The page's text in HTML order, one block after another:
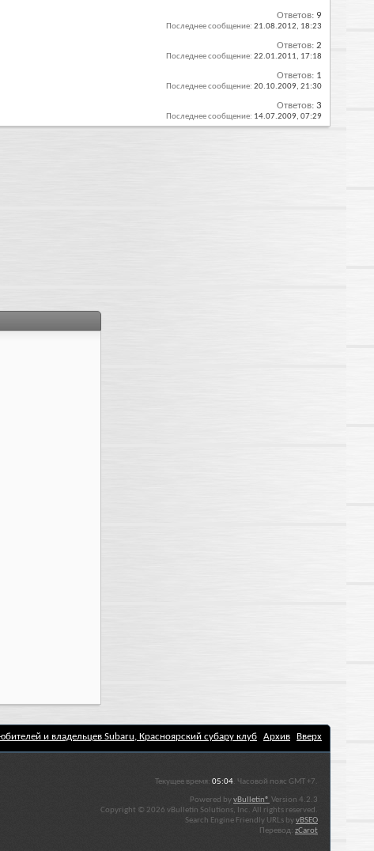
Ответов: 9
Последнее сообщение: 21.08.2012, 18:23
Ответов: 2
Последнее сообщение: 22.01.2011, 17:18
Ответов: 1
Последнее сообщение: 20.10.2009, 21:30
Ответов: 3
Последнее сообщение: 14.07.2009, 07:29
и владельцев Subaru, Красноярский субару клуб Архив Вверх
Текущее время: 05:04. Часовой пояс GMT +7.
Powered byvBulletin® Version 4.2.3
Copyright © 2026 vBulletin Solutions, Inc. All rights reserved.
Search Engine Friendly URLs byvBSEO
Перевод: zCarot